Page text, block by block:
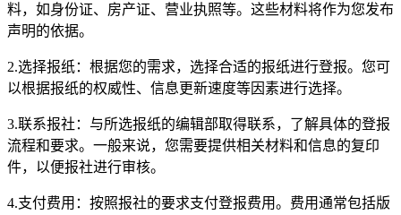
料，如身份证、房产证、营业执照等。这些材料将作为您发布
声明的依据。
2.选择报纸：根据您的需求，选择合适的报纸进行登报。您可
以根据报纸的权威性、信息更新速度等因素进行选择。
3.联系报社：与所选报纸的编辑部取得联系，了解具体的登报
流程和要求。一般来说，您需要提供相关材料和信息的复印
件，以便报社进行审核。
4.支付费用：按照报社的要求支付登报费用。费用通常包括版